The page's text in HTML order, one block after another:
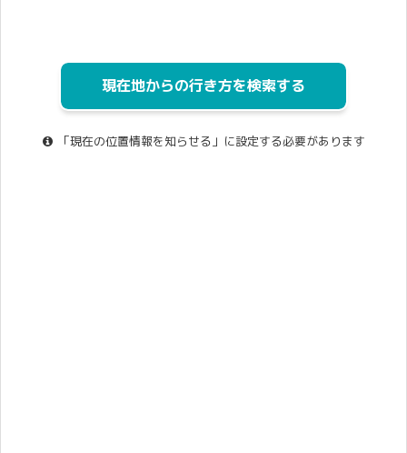
現在地からの行き方を検索する
「現在の位置情報を知らせる」に設定する必要があります